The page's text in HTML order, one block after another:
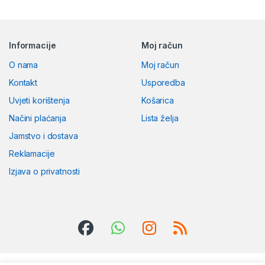
Informacije
O nama
Kontakt
Uvjeti korištenja
Načini plaćanja
Jamstvo i dostava
Reklamacije
Izjava o privatnosti
Moj račun
Moj račun
Usporedba
Košarica
Lista želja